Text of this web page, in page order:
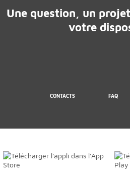
Une question, un
votre
CONTACTS FAQ